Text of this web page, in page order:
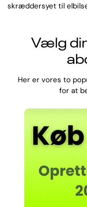
skræddersyet til
Vælg
Her er vores to
for at